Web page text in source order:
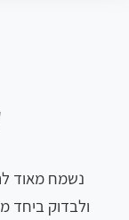
נשמח מאוד
ולבדוק ביחד